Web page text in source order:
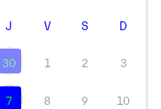
J V S D
30 1 2 3
7 8 9 10